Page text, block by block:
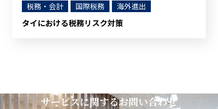
税務・会計
国際税務 海外進出
タイにおける税務リスク対策
サービスに関するお問い合わせ